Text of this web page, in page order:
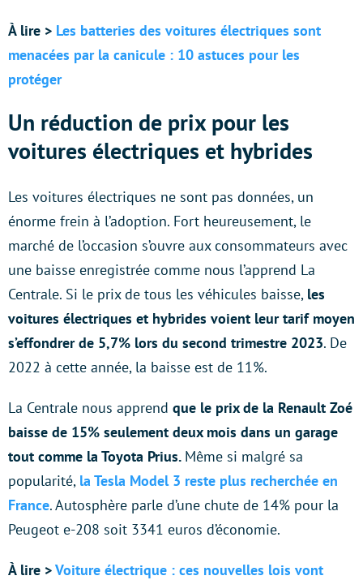
À lire > Les batteries des voitures électriques sont
menacées par la canicule : 10 astuces pour les
protéger
Un réduction de prix pour les
voitures électriques et hybrides
Les voitures électriques ne sont pas données, un
énorme frein à l’adoption. Fort heureusement, le
marché de l’occasion s’ouvre aux consommateurs avec
une baisse enregistrée comme nous l’apprend La
Centrale. Si le prix de tous les véhicules baisse, les
voitures électriques et hybrides voient leur tarif moyen
s’effondrer de 5,7% lors du second trimestre 2023. De
2022 à cette année, la baisse est de 11%.
La Centrale nous apprend que le prix de la Renault Zoé
baisse de 15% seulement deux mois dans un garage
tout comme la Toyota Prius. Même si malgré sa
popularité, la Tesla Model 3 reste plus recherchée en
France. Autosphère parle d’une chute de 14% pour la
Peugeot e-208 soit 3341 euros d’économie.
À lire >Voiture électrique : ces nouvelles lois vont